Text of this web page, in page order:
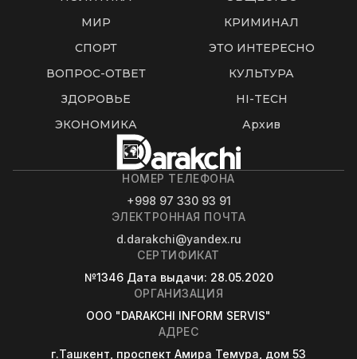
МИР
КРИМИНАЛ
СПОРТ
ЭТО ИНТЕРЕСНО
ВОПРОС-ОТВЕТ
КУЛЬТУРА
ЗДОРОВЬЕ
HI-TECH
ЭКОНОМИКА
Архив
НОМЕР ТЕЛЕФОНА
+998 97 330 93 91
ЭЛЕКТРОННАЯ ПОЧТА
d.darakchi@yandex.ru
СЕРТИФИКАТ
№1346 Дата выдачи: 28.05.2020
ОРГАНИЗАЦИЯ
OOO "DARAKCHI INFORM SERVIS"
АДРЕС
г.Ташкент, проспект Амира Темура, дом 53